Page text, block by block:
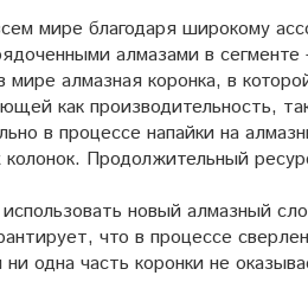
мире благодаря широкому
алмазами в
алмазная коронка, в
как производительность,
в процессе напайки на
Продолжительный
новый алмазный
что в процессе
одна часть коронки не